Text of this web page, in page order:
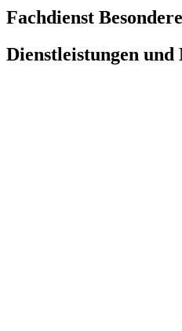
Fachdienst
Dienstleistungen